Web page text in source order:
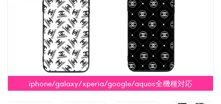
iphone/galaxy/xperia/google/aquos全機種対応